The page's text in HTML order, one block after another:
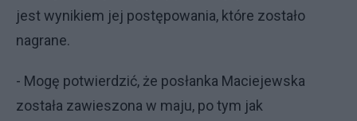
jest wynikiem jej postępowania, które zostało
nagrane.
- Mogę potwierdzić, że posłanka Maciejewska
została zawieszona w maju, po tym jak